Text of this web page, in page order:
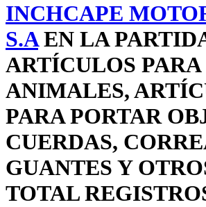
INCHCAPE
S.AEN LA
ARTÍCULOS PARA
ANIMALES,
PARA PORTAR
CUERDAS,
GUANTES Y
TOTAL